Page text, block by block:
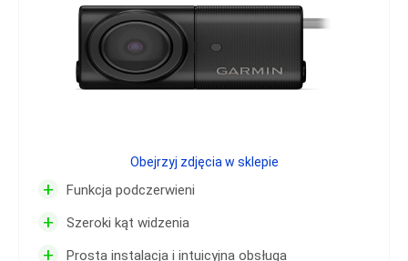
+ Funkcja podczerwieni
+ Szeroki kąt widzenia
+ Prosta instalacja i intuicyjna obsługa
Obejrzyj zdjęcia w sklepie